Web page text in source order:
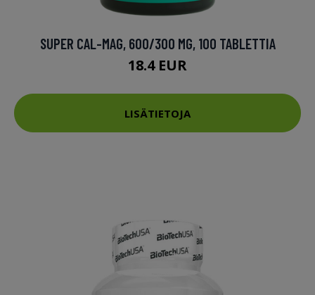
SUPER CAL-MAG, 600/300 MG, 100 TABLETTIA
18.4 EUR
LISÄTIETOJA